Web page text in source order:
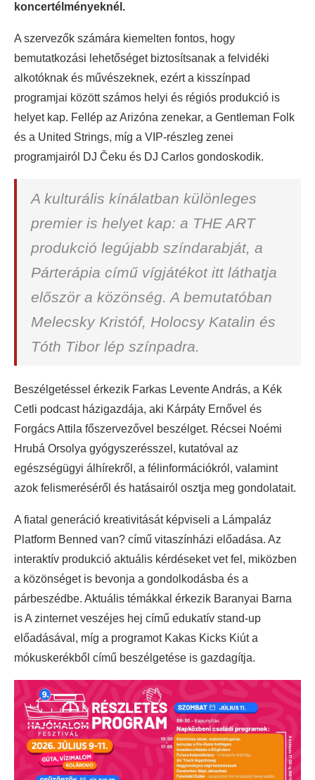
koncertélményeknél.
A szervezők számára kiemelten fontos, hogy
bemutatkozási lehetőséget biztosítsanak a felvidéki
alkotóknak és művészeknek, ezért a kisszínpad
programjai között számos helyi és régiós produkció is
helyet kap. Fellép az Arizóna zenekar, a Gentleman Folk
és a United Strings, míg a VIP-részleg zenei
programjairól DJ Čeku és DJ Carlos gondoskodik.
A kulturális kínálatban különleges
premier is helyet kap: a THE ART
produkció legújabb színdarabját, a
Párterápia című vígjátékot itt láthatja
először a közönség. A bemutatóban
Melecsky Kristóf, Holocsy Katalin és
Tóth Tibor lép színpadra.
Beszélgetéssel érkezik Farkas Levente András, a Kék
Cetli podcast házigazdája, aki Kárpáty Ernővel és
Forgács Attila főszervezővel beszélget. Récsei Noémi
Hrubá Orsolya gyógyszerésszel, kutatóval az
egészségügyi álhírekről, a félinformációkról, valamint
azok felismeréséről és hatásairól osztja meg gondolatait.
A fiatal generáció kreativitását képviseli a Lámpaláz
Platform Benned van? című vitaszínházi előadása. Az
interaktív produkció aktuális kérdéseket vet fel, miközben
a közönséget is bevonja a gondolkodásba és a
párbeszédbe. Aktuális témákkal érkezik Baranyai Barna
is A zinternet veszéjes hej című edukatív stand-up
előadásával, míg a programot Kakas Kicks Kiút a
mókuskerékből című beszélgetése is gazdagítja.